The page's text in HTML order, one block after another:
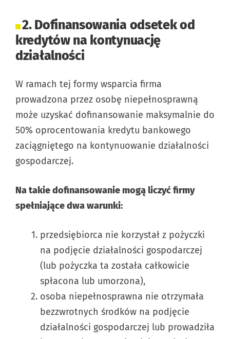
2. Dofinansowania odsetek od
kredytów na kontynuację
działalności
W ramach tej formy wsparcia firma
prowadzona przez osobę niepełnosprawną
może uzyskać dofinansowanie maksymalnie do
50% oprocentowania kredytu bankowego
zaciągniętego na kontynuowanie działalności
gospodarczej.
Na takie dofinansowanie mogą liczyć firmy
spełniające dwa warunki:
przedsiębiorca nie korzystał z pożyczki
na podjęcie działalności gospodarczej
(lub pożyczka ta została całkowicie
spłacona lub umorzona),
osoba niepełnosprawna nie otrzymała
bezzwrotnych środków na podjęcie
działalności gospodarczej lub prowadziła